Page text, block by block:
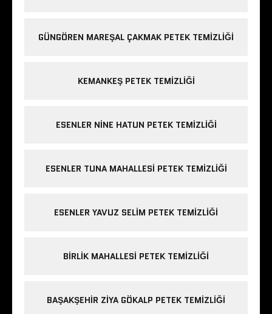
GÜNGÖREN MAREŞAL ÇAKMAK PETEK TEMIZLIĞI
KEMANKEŞ PETEK TEMIZLIĞI
ESENLER NINE HATUN PETEK TEMIZLIĞI
ESENLER TUNA MAHALLESI PETEK TEMIZLIĞI
ESENLER YAVUZ SELIM PETEK TEMIZLIĞI
BIRLIK MAHALLESI PETEK TEMIZLIĞI
BAŞAKŞEHIR ZIYA GÖKALP PETEK TEMIZLIĞI